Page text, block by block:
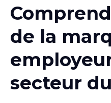
de la
secteur